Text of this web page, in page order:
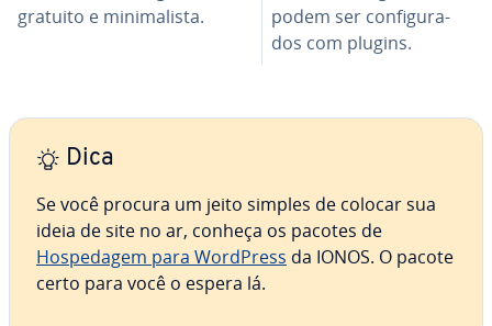
gratuito e mi­ni­ma­lista.
podem ser con­fi­gu­ra­
dos com plugins.
Dica
Se você procura um jeito simples de colocar sua
ideia de site no ar, conheça os pacotes de
Hospedagem para WordPress da IONOS. O pacote
certo para você o espera lá.